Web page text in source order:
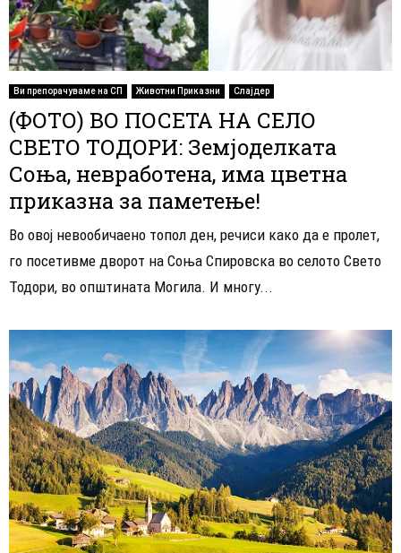
Ви препорачуваме на СП Животни Приказни Слајдер
(ФОТО) ВО ПОСЕТА НА СЕЛО
СВЕТО ТОДОРИ: Земјоделката
Соња, невработена, има цветна
приказна за паметење!
Во овој невообичаено топол ден, речиси како да е пролет,
го посетивме дворот на Соња Спировска во селото Свето
Тодори, во општината Могила. И многу...